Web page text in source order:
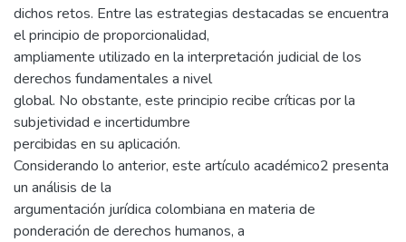
dichos retos. Entre las estrategias destacadas se encuentra
el principio de proporcionalidad,
ampliamente utilizado en la interpretación judicial de los
derechos fundamentales a nivel
global. No obstante, este principio recibe críticas por la
subjetividad e incertidumbre
percibidas en su aplicación.
Considerando lo anterior, este artículo académico2 presenta
un análisis de la
argumentación jurídica colombiana en materia de
ponderación de derechos humanos, a